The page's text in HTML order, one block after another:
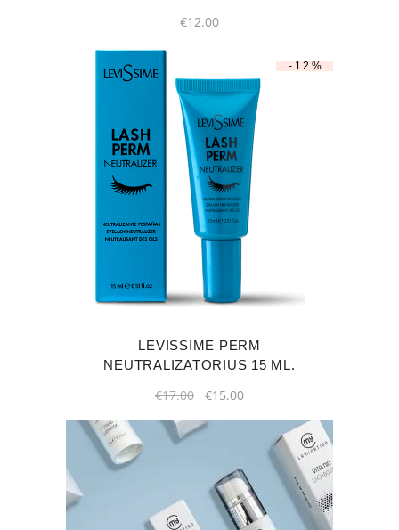
€12.00
-12%
LEVISSIME PERM
NEUTRALIZATORIUS 15 ML.
€17.00 Original
was:
€17.00.
€15.00Current
is:
€15.00.